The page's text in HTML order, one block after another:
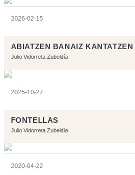
2026-02-15
ABIATZEN BANAIZ KANTATZEN
Julio Vidorreta Zubeldía
2025-10-27
FONTELLAS
Julio Vidorreta Zubeldía
2020-04-22